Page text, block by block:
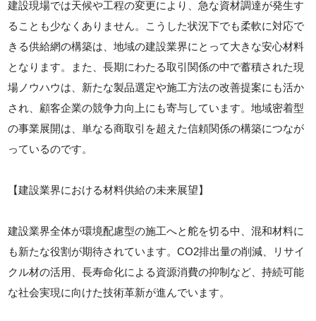
建設現場では天候や工程の変更により、急な資材調達が発生す
ることも少なくありません。こうした状況下でも柔軟に対応で
きる供給網の構築は、地域の建設業界にとって大きな安心材料
となります。また、長期にわたる取引関係の中で蓄積された現
場ノウハウは、新たな製品選定や施工方法の改善提案にも活か
され、顧客企業の競争力向上にも寄与しています。地域密着型
の事業展開は、単なる商取引を超えた信頼関係の構築につなが
っているのです。
【建設業界における材料供給の未来展望】
建設業界全体が環境配慮型の施工へと舵を切る中、混和材料に
も新たな役割が期待されています。CO2排出量の削減、リサイ
クル材の活用、長寿命化による資源消費の抑制など、持続可能
な社会実現に向けた技術革新が進んでいます。